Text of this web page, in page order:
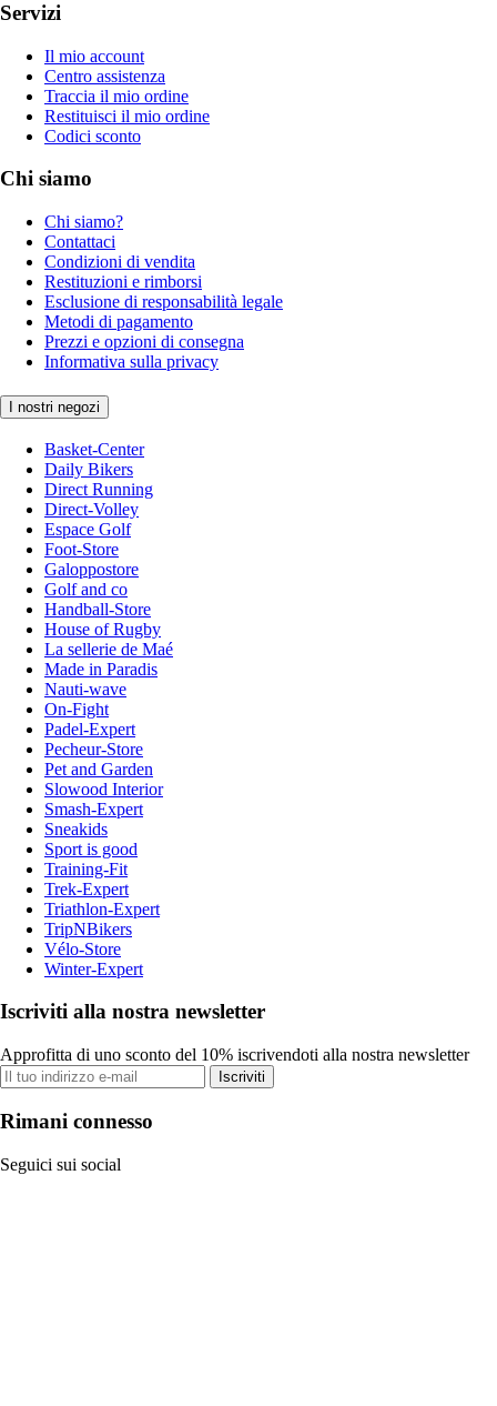
Servizi
Il mio account
Centro assistenza
Traccia il mio ordine
Restituisci il mio ordine
Codici sconto
Chi siamo
Chi siamo?
Contattaci
Condizioni di vendita
Restituzioni e rimborsi
Esclusione di responsabilità legale
Metodi di pagamento
Prezzi e opzioni di consegna
Informativa sulla privacy
I nostri negozi
Basket-Center
Daily Bikers
Direct Running
Direct-Volley
Espace Golf
Foot-Store
Galoppostore
Golf and co
Handball-Store
House of Rugby
La sellerie de Maé
Made in Paradis
Nauti-wave
On-Fight
Padel-Expert
Pecheur-Store
Pet and Garden
Slowood Interior
Smash-Expert
Sneakids
Sport is good
Training-Fit
Trek-Expert
Triathlon-Expert
TripNBikers
Vélo-Store
Winter-Expert
Iscriviti alla nostra newsletter
Approfitta di uno sconto del 10% iscrivendoti alla nostra newsletter
Iscriviti
Rimani connesso
Seguici sui social